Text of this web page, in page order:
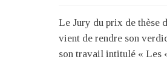
Le Jury du prix de thèse
vient de rendre son
son travail intitulé « Les